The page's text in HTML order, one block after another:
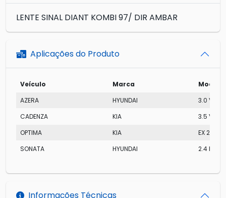
LENTE SINAL DIANT KOMBI 97/ DIR AMBAR
Aplicações do Produto
Veículo Marca
Modelo
AZERA
HYUNDAI
3.0 V6
CADENZA
KIA
3.5 V6
OPTIMA
KIA
EX 2.4 L
SONATA
HYUNDAI 2.4 I
Informações Técnicas